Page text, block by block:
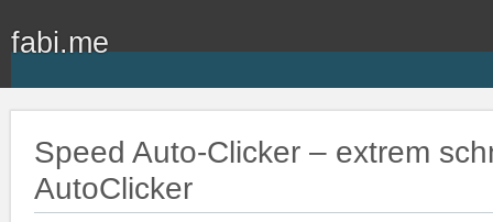
fabi.me
Speed Auto-Clicker – extrem
AutoClicker